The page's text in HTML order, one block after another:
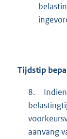
Tijdstip
8.
aanvang